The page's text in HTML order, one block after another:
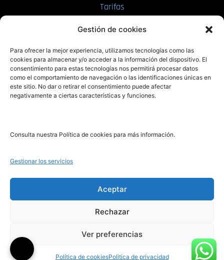
Gestión de cookies
Para ofrecer la mejor experiencia, utilizamos tecnologías como las
cookies para almacenar y/o acceder a la información del dispositivo. El
consentimiento para estas tecnologías nos permitirá procesar datos
como el comportamiento de navegación o las identificaciones únicas en
este sitio. No dar o retirar el consentimiento puede afectar
negativamente a ciertas características y funciones.
Consulta nuestra Política de cookies para más información.
Gestionar los servicios
Aceptar
Rechazar
Ver preferencias
Política de cookiesPolitica de privacidad
Tarifas
PRL | Films
PRL | Play
PRL | LAB
Noticias
Legal
Aviso Legal
Política de Cookies
Política de Privacidad